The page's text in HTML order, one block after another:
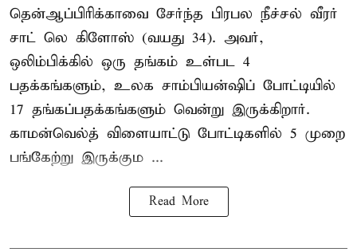
தென்ஆப்பிரிக்காவை சேர்ந்த பிரபல நீச்சல் வீரர்
சாட் லெ கிளோஸ் (வயது 34). அவர்,
ஒலிம்பிக்கில் ஒரு தங்கம் உள்பட 4
பதக்கங்களும், உலக சாம்பியன்ஷிப் போட்டியில்
17 தங்கப்பதக்கங்களும் வென்று இருக்கிறார்.
காமன்வெல்த் விளையாட்டு போட்டிகளில் 5 முறை
பங்கேற்று இருக்கும ...
Read More